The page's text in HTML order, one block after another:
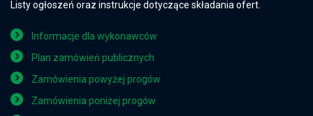
Listy ogłoszeń oraz instrukcje dotyczące składania ofert.
Informacje dla wykonawców
Plan zamówień publicznych
Zamówienia powyżej progów
Zamówienia poniżej progów